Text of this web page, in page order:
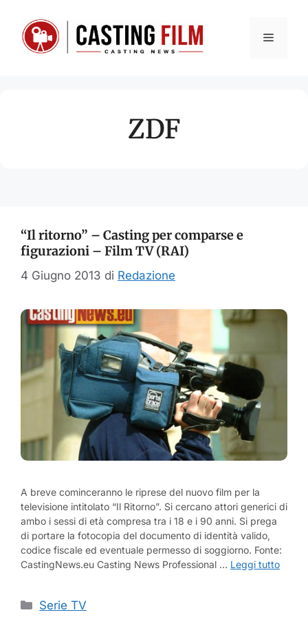
contenuto
Menu
ZDF
“Il ritorno” – Casting per comparse e
figurazioni – Film TV (RAI)
4 Giugno 2013 di Redazione
A breve cominceranno le riprese del nuovo film per la
televisione intitolato “Il Ritorno”. Si cercano attori generici di
ambo i sessi di età compresa tra i 18 e i 90 anni. Si prega
di portare la fotocopia del documento di identità valido,
codice fiscale ed eventuale permesso di soggiorno. Fonte:
CastingNews.eu Casting News Professional … Leggi tutto
Categorie
Serie TV